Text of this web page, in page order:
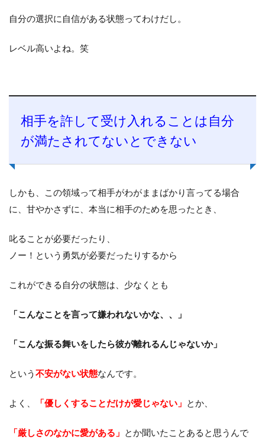
自分の選択に自信がある状態ってわけだし。
レベル高いよね。笑
相手を許して受け入れることは自分
が満たされてないとできない
しかも、この領域って相手がわがままばかり言ってる場合
に、甘やかさずに、本当に相手のためを思ったとき、
叱ることが必要だったり、
ノー！という勇気が必要だったりするから
これができる自分の状態は、少なくとも
「こんなことを言って嫌われないかな、、」
「こんな振る舞いをしたら彼が離れるんじゃないか」
という 不安がない状態なんです。
よく、 「優しくすることだけが愛じゃない」 とか、
「厳しさのなかに愛がある」 とか聞いたことあると思うんで